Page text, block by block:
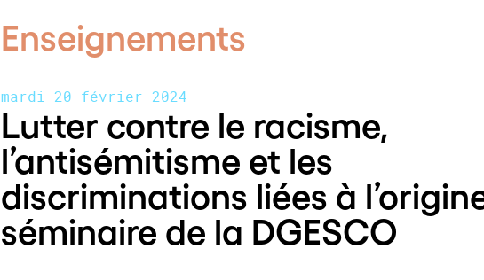
Enseignements
mardi 20 février 2024
Lutter contre le racisme,
l’antisémitisme et les
discriminations liées à
séminaire de la DGESCO